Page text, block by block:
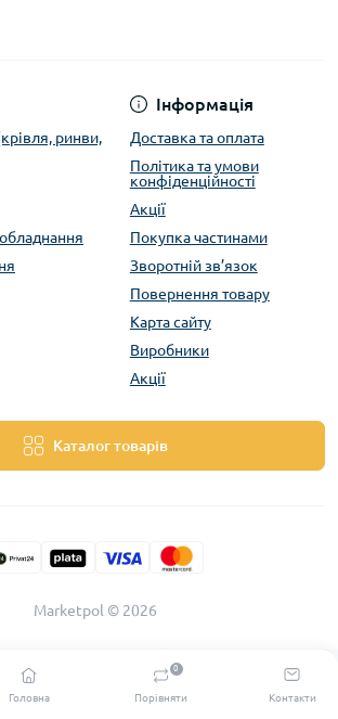
Головна Порівняти
0
Контакти
ринви,
Інформація
Доставка та оплата
Політика та умови
конфіденційності
Акції
Покупка частинами
Зворотній зв’язок
Повернення товару
Карта сайту
Виробники
Акції
Каталог товарів
Marketpol © 2026